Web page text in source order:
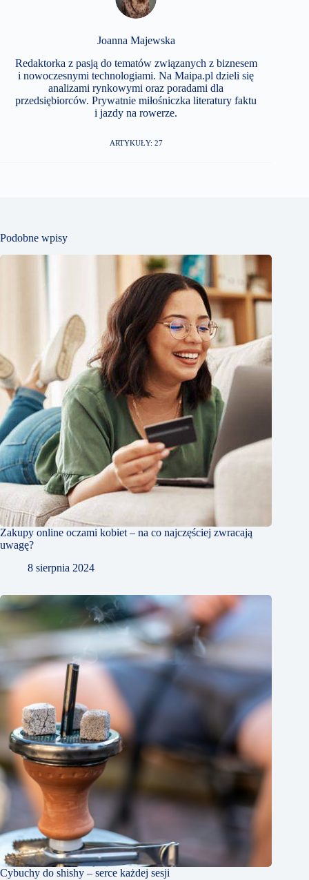
Joanna Majewska
Redaktorka z pasją do tematów związanych z biznesem
i nowoczesnymi technologiami. Na Maipa.pl dzieli się
analizami rynkowymi oraz poradami dla
przedsiębiorców. Prywatnie miłośniczka literatury faktu
i jazdy na rowerze.
ARTYKUŁY: 27
Podobne wpisy
Zakupy online oczami kobiet – na co najczęściej zwracają
uwagę?
8 sierpnia 2024
Cybuchy do shishy – serce każdej sesji